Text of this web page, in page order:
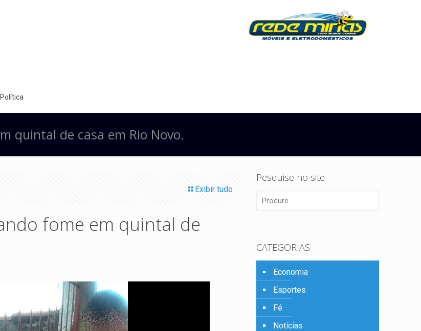
Política
quintal de casa em Rio Novo.
Exibir tudo
fome em quintal de
Pesquise no site
CATEGORIAS
Economia
Esportes
Fé
Notícias